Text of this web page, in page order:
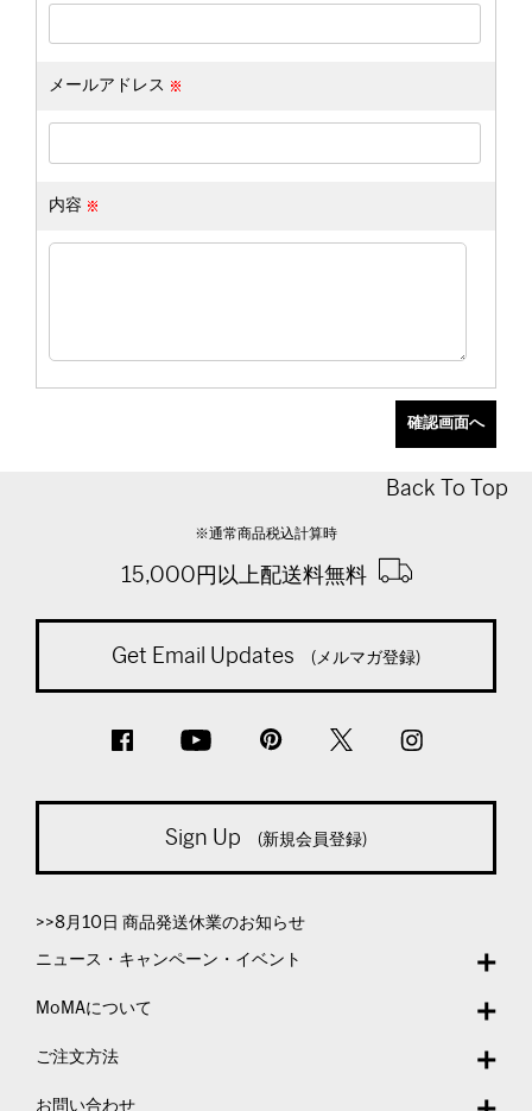
メールアドレス
内容
Back To Top
※通常商品税込計算時
15,000円以上配送料無料
Get Email Updates (メルマガ登録)
Sign Up (新規会員登録)
>>8月10日 商品発送休業のお知らせ
ニュース・キャンペーン・イベント
MoMAについて
ご注文方法
お問い合わせ